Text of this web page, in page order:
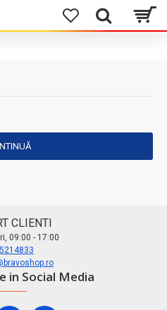
CLIENTI
09:00 - 17:00
in Social Media